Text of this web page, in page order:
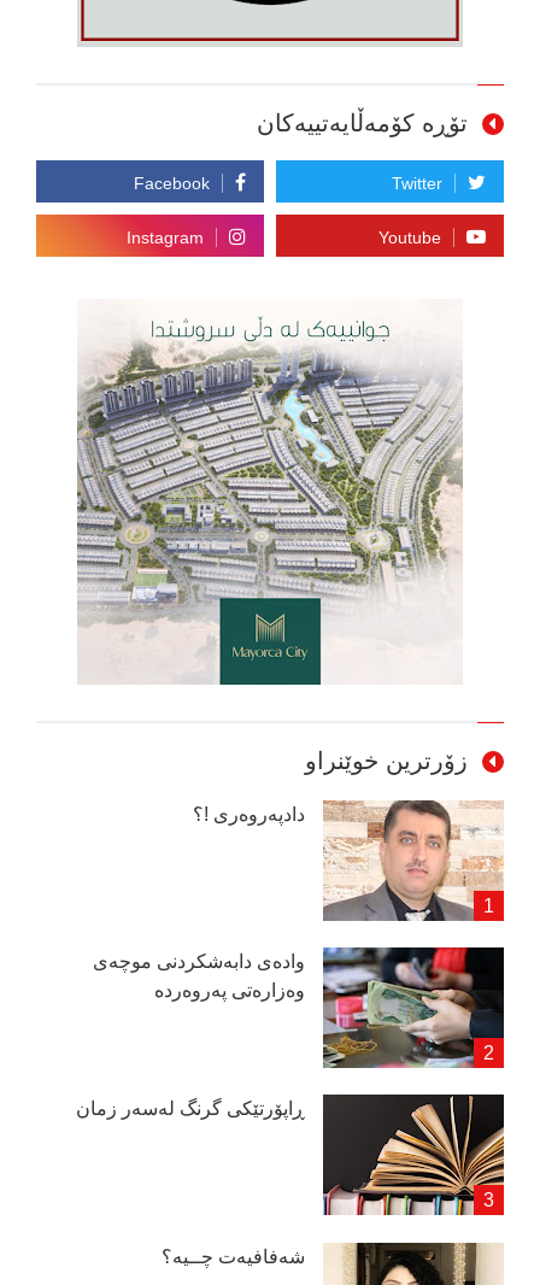
تۆڕە کۆمەڵایەتییەکان
زۆرترین خوێنراو
دادپەروەری !؟
وادەی دابەشكردنی موچەی
وەزارەتی پەروەردە
ڕاپۆرتێكی گرنگ لەسەر زمان
شەفافیەت چــیە؟